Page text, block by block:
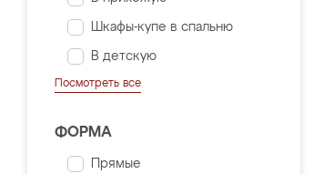
Шкафы-купе в спальню
В детскую
Посмотреть все
ФОРМА
Прямые